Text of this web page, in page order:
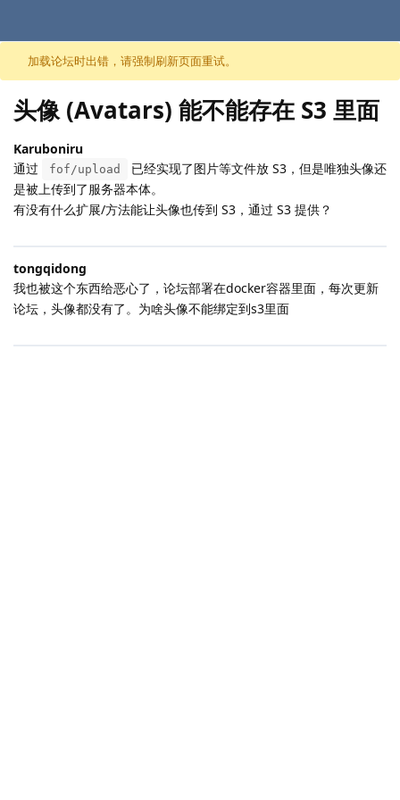
跳至内容
加载论坛时出错，请强制刷新页面重试。
头像 (Avatars) 能不能存在 S3 里面
Karuboniru
通过
fof/upload
已经实现了图片等文件放 S3，但是唯独头像还
是被上传到了服务器本体。
有没有什么扩展/方法能让头像也传到 S3，通过 S3 提供？
tongqidong
我也被这个东西给恶心了，论坛部署在docker容器里面，每次更新
论坛，头像都没有了。为啥头像不能绑定到s3里面